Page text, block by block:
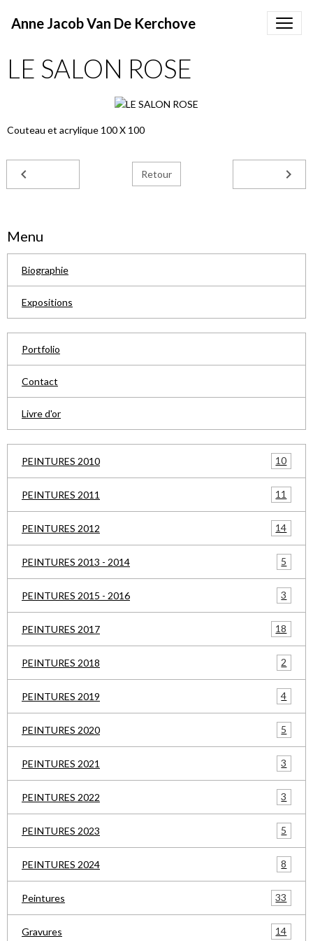
Anne Jacob Van De Kerchove
LE SALON ROSE
Couteau et acrylique 100 X 100
Retour
Menu
Biographie
Expositions
Portfolio
Contact
Livre d'or
PEINTURES 2010 10
PEINTURES 2011 11
PEINTURES 2012 14
PEINTURES 2013 - 2014 5
PEINTURES 2015 - 2016 3
PEINTURES 2017 18
PEINTURES 2018 2
PEINTURES 2019 4
PEINTURES 2020 5
PEINTURES 2021 3
PEINTURES 2022 3
PEINTURES 2023 5
PEINTURES 2024 8
Peintures 33
Gravures 14